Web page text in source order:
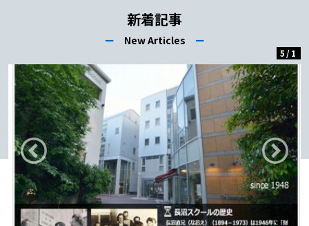
新着記事
ー New Articles ー
5 /1